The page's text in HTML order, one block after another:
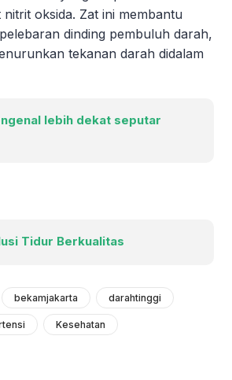
oksida. Zat ini membantu
dinding pembuluh darah,
tekanan darah didalam
lebih dekat seputar
Tidur Berkualitas
bekamjakarta darahtinggi
Kesehatan